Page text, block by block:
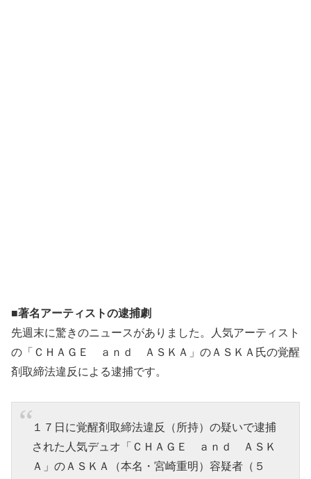
■著名アーティストの逮捕劇
先週末に驚きのニュースがありました。人気アーティスト
の「ＣＨＡＧＥ ａｎｄ ＡＳＫＡ」のＡＳＫＡ氏の覚醒
剤取締法違反による逮捕です。
１７日に覚醒剤取締法違反（所持）の疑いで逮捕
された人気デュオ「ＣＨＡＧＥ ａｎｄ ＡＳＫ
Ａ」のＡＳＫＡ（本名・宮崎重明）容疑者（５